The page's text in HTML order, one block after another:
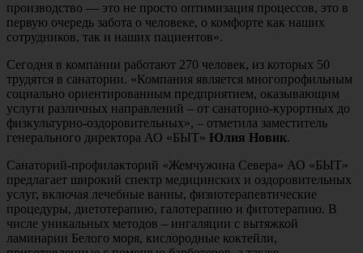
производство — это не просто оптимизация процессов, это в
первую очередь забота о человеке, о комфорте как наших
сотрудников, так и наших пациентов».
Сегодня в компании работают 270 человек, из которых 50
трудятся в санатории. «Компания является многопрофильным
социально ориентированным предприятием, оказывающим
услуги различных направлений – от санаторно-курортных до
физкультурно-оздоровительных», – отметила заместитель
генерального директора АО «БЫТ» Юлия Новик.
Санаторий-профилакторий «Жемчужина Севера» АО «БЫТ»
предлагает широкий спектр медицинских и оздоровительных
услуг, включая лечебные ванны, физиотерапевтические
процедуры, диетотерапию, галотерапию и фитотерапию. В
числе уникальных методов – ингаляции с вытяжкой
ламинарии Белого моря, кислородные коктейли,